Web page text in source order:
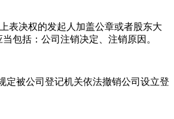
表决权的发起人加盖公章或者股东大
包括：公司注销决定、注销原因。
被公司登记机关依法撤销公司设立登